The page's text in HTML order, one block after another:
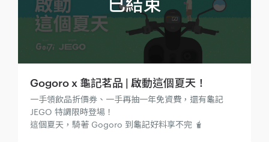
Gogoro x 龜記茗品 | 啟動這個夏天！
一手領飲品折價券、一手再抽一年免資費，還有龜記
JEGO 特調限時登場！
這個夏天，騎著 Gogoro 到龜記好料享不完 🧋